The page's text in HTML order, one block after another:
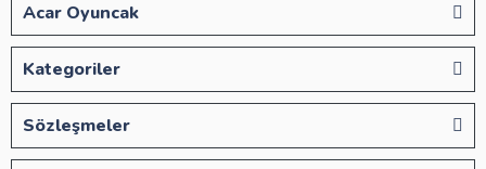
Acar Oyuncak
Kategoriler
Sözleşmeler